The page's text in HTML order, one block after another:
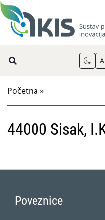
Početna »
44000 Sisak,
Poveznice